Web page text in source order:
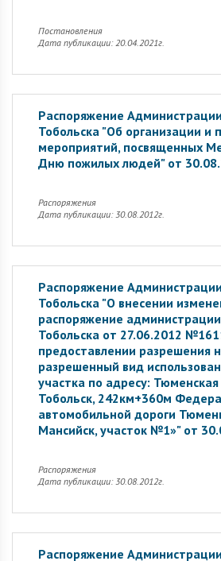
Постановления
Дата публикации: 20.04.2021г.
Распоряжение
Тобольска "Об организации и
мероприятий, посвященных
Дню пожилых людей" от
Распоряжения
Дата публикации: 30.08.2012г.
Распоряжение
Тобольска "О внесении
распоряжение
Тобольска от 27.06.2012
предоставлении разрешения
разрешенный вид
участка по адресу: Тюменская
Тобольск, 242км+360м
автомобильной дороги
Мансийск, участок №1»" от
Распоряжения
Дата публикации: 30.08.2012г.
Распоряжение